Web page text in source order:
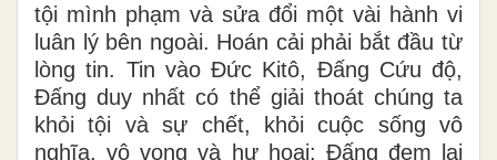
tội mình phạm và sửa đổi một vài hành vi
luân lý bên ngoài. Hoán cải phải bắt đầu từ
lòng tin. Tin vào Đức Kitô, Đấng Cứu độ,
Đấng duy nhất có thể giải thoát chúng ta
khỏi tội và sự chết, khỏi cuộc sống vô
nghĩa, vô vọng và hư hoại; Đấng đem lại